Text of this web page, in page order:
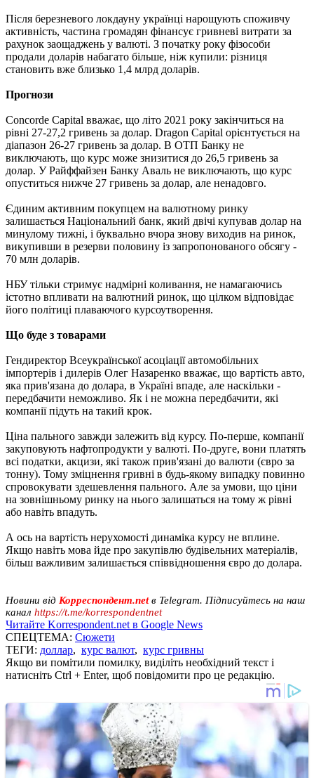
Після березневого локдауну українці нарощують споживчу
активність, частина громадян фінансує гривневі витрати за
рахунок заощаджень у валюті. З початку року фізособи
продали доларів набагато більше, ніж купили: різниця
становить вже близько 1,4 млрд доларів.
Прогнози
Concorde Capital вважає, що літо 2021 року закінчиться на
рівні 27-27,2 гривень за долар. Dragon Capital орієнтується на
діапазон 26-27 гривень за долар. В ОТП Банку не
виключають, що курс може знизитися до 26,5 гривень за
долар. У Райффайзен Банку Аваль не виключають, що курс
опуститься нижче 27 гривень за долар, але ненадовго.
Єдиним активним покупцем на валютному ринку
залишається Національний банк, який двічі купував долар на
минулому тижні, і буквально вчора знову виходив на ринок,
викупивши в резерви половину із запропонованого обсягу -
70 млн доларів.
НБУ тільки стримує надмірні коливання, не намагаючись
істотно впливати на валютний ринок, що цілком відповідає
його політиці плаваючого курсоутворення.
Що буде з товарами
Гендиректор Всеукраїнської асоціації автомобільних
імпортерів і дилерів Олег Назаренко вважає, що вартість авто,
яка прив'язана до долара, в Україні впаде, але наскільки -
передбачити неможливо. Як і не можна передбачити, які
компанії підуть на такий крок.
Ціна пального завжди залежить від курсу. По-перше, компанії
закуповують нафтопродукти у валюті. По-друге, вони платять
всі податки, акцизи, які також прив'язані до валюти (євро за
тонну). Тому зміцнення гривні в будь-якому випадку повинно
спровокувати здешевлення пального. Але за умови, що ціни
на зовнішньому ринку на нього залишаться на тому ж рівні
або навіть впадуть.
А ось на вартість нерухомості динаміка курсу не вплине.
Якщо навіть мова йде про закупівлю будівельних матеріалів,
більш важливим залишається співвідношення євро до долара.
Новини від Корреспондент.netв Telegram. Підписуйтесь на наш
канал https://t.me/korrespondentnet
Читайте Korrespondent.net в Google News
СПЕЦТЕМА: Сюжети
ТЕГИ: доллар, курс валют, курс гривны
Якщо ви помітили помилку, виділіть необхідний текст і
натисніть Ctrl + Enter, щоб повідомити про це редакцію.